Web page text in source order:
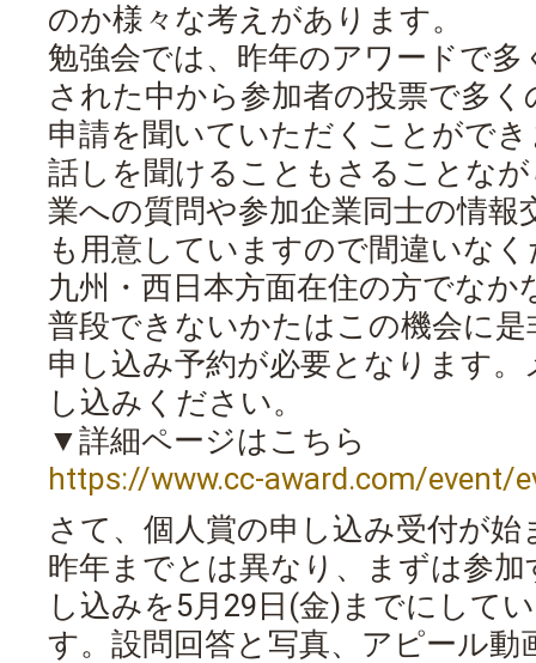
のか様々な考えがあります。
勉強会では、昨年のアワードで
された中から参加者の投票で多
申請を聞いていただくことがで
話しを聞けることもさることな
業への質問や参加企業同士の情報
も用意していますので間違いな
九州・西日本方面在住の方でな
普段できないかたはこの機会に
申し込み予約が必要となります
し込みください。
▼詳細ページはこちら
https://www.cc-award.com/event/
さて、個人賞の申し込み受付が始
昨年までとは異なり、まずは参
し込みを5月29日(金)までにして
す。設問回答と写真、アピール動